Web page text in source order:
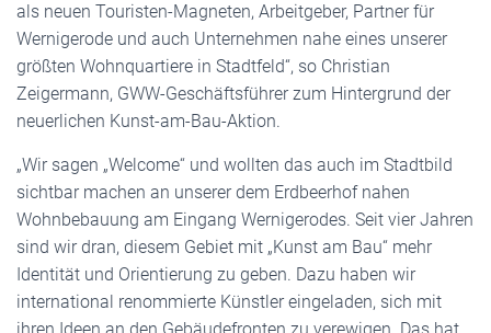
als neuen Touristen-Magneten, Arbeitgeber, Partner für
Wernigerode und auch Unternehmen nahe eines unserer
größten Wohnquartiere in Stadtfeld“, so Christian
Zeigermann, GWW-Geschäftsführer zum Hintergrund der
neuerlichen Kunst-am-Bau-Aktion.
„Wir sagen „Welcome“ und wollten das auch im Stadtbild
sichtbar machen an unserer dem Erdbeerhof nahen
Wohnbebauung am Eingang Wernigerodes. Seit vier Jahren
sind wir dran, diesem Gebiet mit „Kunst am Bau“ mehr
Identität und Orientierung zu geben. Dazu haben wir
international renommierte Künstler eingeladen, sich mit